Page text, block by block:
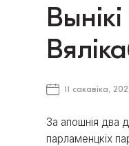
11 сакавіка,
За апошнія два
парламенцкіх